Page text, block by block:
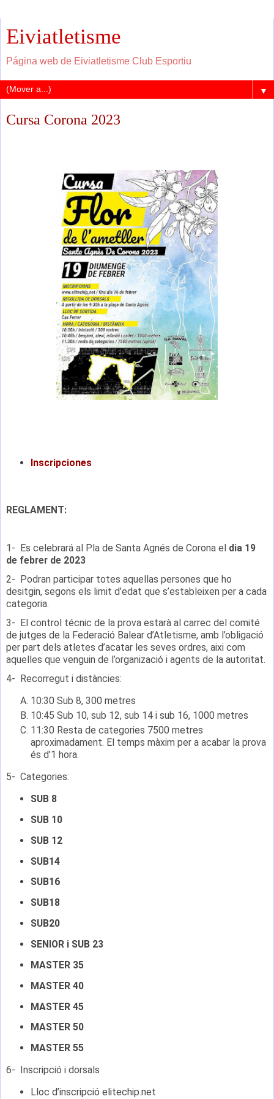
Eiviatletisme
Página web de Eiviatletisme Club Esportiu
▼
Cursa Corona 2023
Inscripciones
REGLAMENT:
1- Es celebrará al Pla de Santa Agnés de Corona el dia 19
de febrer de 2023
2- Podran participar totes aquellas persones que ho
desitgin, segons els limit d’edat que s’estableixen per a cada
categoria.
3- El control técnic de la prova estarà al carrec del comité
de jutges de la Federació Balear d’Atletisme, amb l’obligació
per part dels atletes d’acatar les seves ordres, aixi com
aquelles que venguin de l’organizació i agents de la autoritat.
4- Recorregut i distàncies:
10:30 Sub 8, 300 metres
10:45 Sub 10, sub 12, sub 14 i sub 16, 1000 metres
11:30 Resta de categories 7500 metres
aproximadament. El temps màxim per a acabar la prova
és d'1 hora.
5- Categories:
SUB 8
SUB 10
SUB 12
SUB14
SUB16
SUB18
SUB20
SENIOR i SUB 23
MASTER 35
MASTER 40
MASTER 45
MASTER 50
MASTER 55
6- Inscripció i dorsals
Lloc d’inscripció elitechip.net